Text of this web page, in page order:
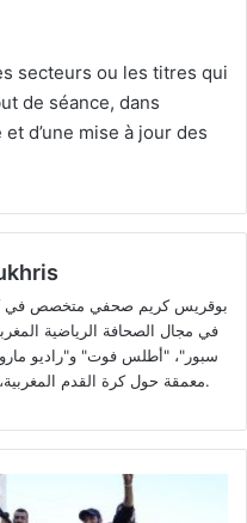
secteurs ou les titres qui
de séance, dans
d’une mise à jour des
بوقريس كريم صحفي متخصص في
في مجال الصحافة الرياضية
سبور"، "أطلس فوت" و"راديو
معمقة حول كرة القدم المغربية، مع تركيز خاص على المنتخبات الوطنية.